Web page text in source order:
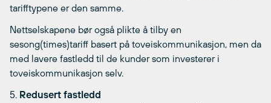
tarifftypene er den samme.
Nettselskapene bør også plikte å tilby en
sesong(times)tariff basert på toveiskommunikasjon, men da
med lavere fastledd til de kunder som investerer i
toveiskommunikasjon selv.
5. Redusert fastledd